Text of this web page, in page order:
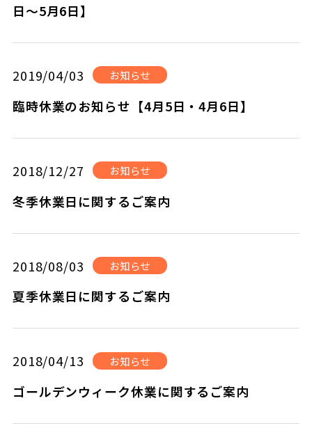
日～5月6日】
2019/04/03 お知らせ
臨時休業のお知らせ【4月5日・4月6日】
2018/12/27 お知らせ
冬季休業日に関するご案内
2018/08/03 お知らせ
夏季休業日に関するご案内
2018/04/13 お知らせ
ゴールデンウィーク休業に関するご案内